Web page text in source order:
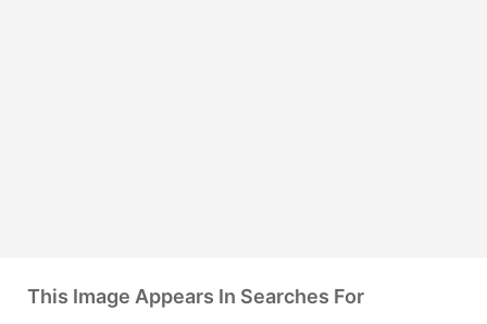
This Image Appears In Searches For